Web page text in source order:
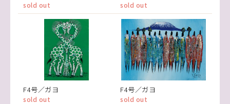
sold out sold out
F4号／ガヨ
sold out
F4号／ガヨ
sold out